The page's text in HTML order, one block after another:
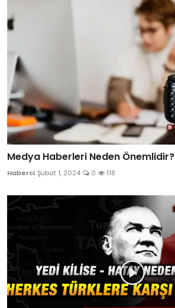
Medya Haberleri Neden Önemlidir?
Haberci Şubat 1, 2024 0 118